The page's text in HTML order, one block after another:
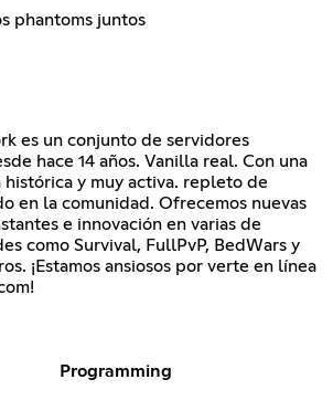
phantoms juntos
es un conjunto de servidores
hace 14 años. Vanilla real. Con una
histórica y muy activa. repleto de
en la comunidad. Ofrecemos nuevas
e innovación en varias de
como Survival, FullPvP, BedWars y
¡Estamos ansiosos por verte en línea
Programming